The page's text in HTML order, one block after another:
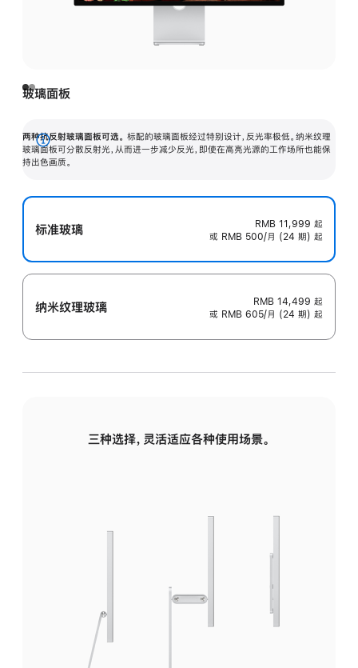
玻璃面板
两种抗反射玻璃面板可选。 标配的玻璃面板经过特别设计，反光率极低。纳米纹理
玻璃面板可分散反射光，从而进一步减少反光，即使在高亮光源的工作场所也能保
持出色画质。
展
开
标准玻璃 RMB 11,999 起
或 RMB 500/月 (24 期) 起
纳米纹理玻璃 RMB 14,499 起
或 RMB 605/月 (24 期) 起
三种选择，灵活适应各种使用场景。